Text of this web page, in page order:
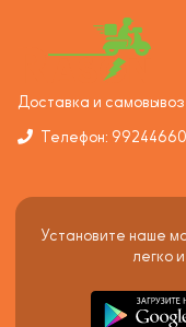
Доставка и
Телефон:
Установите наше
легко